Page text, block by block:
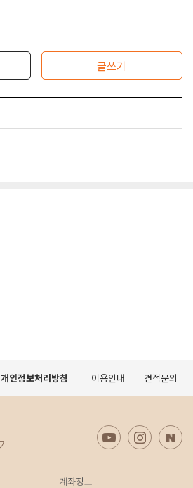
글쓰기
개인정보처리방침 이용안내 견적문의
계좌정보